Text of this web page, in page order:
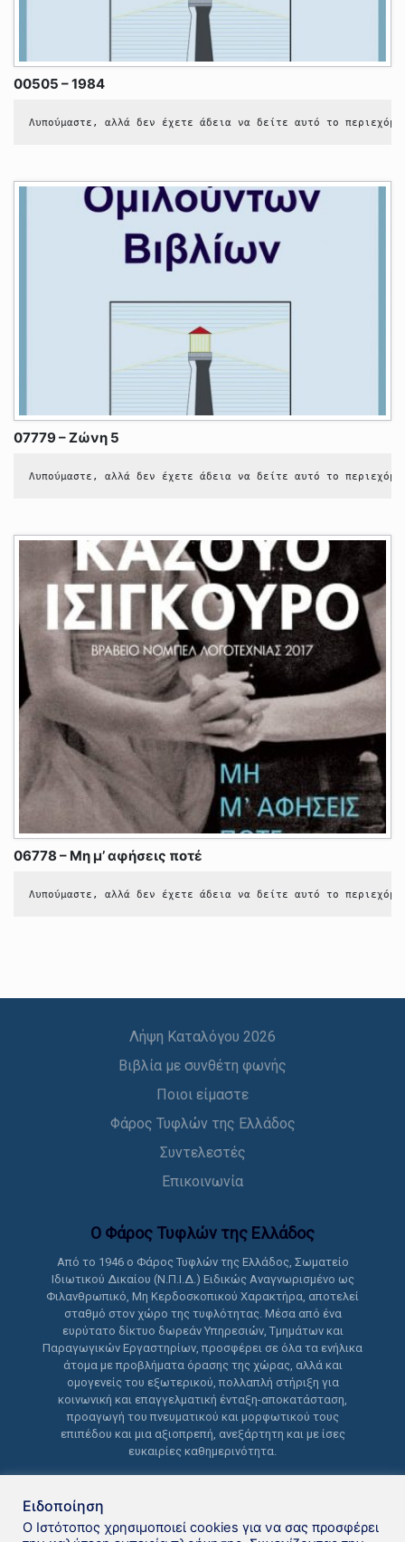
00505 – 1984
Λυπούμαστε, αλλά δεν έχετε άδεια να δείτε αυτό το
07779 – Ζώνη 5
Λυπούμαστε, αλλά δεν έχετε άδεια να δείτε αυτό το
06778 – Μη μ’ αφήσεις ποτέ
Λυπούμαστε, αλλά δεν έχετε άδεια να δείτε αυτό το
Λήψη Καταλόγου 2026
Βιβλία με συνθέτη φωνής
Ποιοι είμαστε
Φάρος Τυφλών της Ελλάδος
Συντελεστές
Επικοινωνία
Ο Φάρος Τυφλών της Ελλάδoς
Από το 1946 ο Φάρος Τυφλών της Ελλάδος, Σωματείο
Ιδιωτικού Δικαίου (Ν.Π.Ι.Δ.) Ειδικώς Αναγνωρισμένο ως
Φιλανθρωπικό, Μη Κερδοσκοπικού Χαρακτήρα, αποτελεί
σταθμό στον χώρο της τυφλότητας. Μέσα από ένα
ευρύτατο δίκτυο δωρεάν Υπηρεσιών, Τμημάτων και
Παραγωγικών Εργαστηρίων, προσφέρει σε όλα τα ενήλικα
άτομα με προβλήματα όρασης της χώρας, αλλά και
ομογενείς του εξωτερικού, πολλαπλή στήριξη για
κοινωνική και επαγγελματική ένταξη-αποκατάσταση,
προαγωγή του πνευματικού και μορφωτικού τους
επιπέδου και μια αξιοπρεπή, ανεξάρτητη και με ίσες
ευκαιρίες καθημερινότητα.
Ειδοποίηση
Ο Ιστότοπος χρησιμοποιεί cookies για να σας προσφέρει